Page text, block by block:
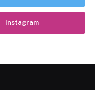
Instagram